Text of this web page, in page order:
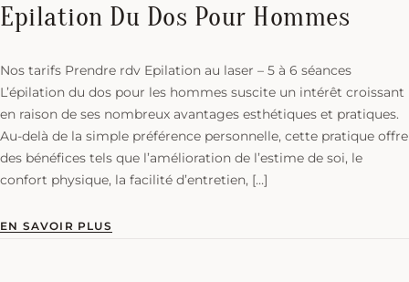
Epilation Du Dos Pour Hommes
Nos tarifs Prendre rdv Epilation au laser – 5 à 6 séances
L’épilation du dos pour les hommes suscite un intérêt croissant
en raison de ses nombreux avantages esthétiques et pratiques.
Au-delà de la simple préférence personnelle, cette pratique offre
des bénéfices tels que l’amélioration de l’estime de soi, le
confort physique, la facilité d’entretien, […]
EN SAVOIR PLUS